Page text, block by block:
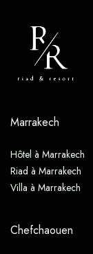
Marrakech
Hôtel à Marrakech
Riad à Marrakech
Villa à Marrakech
Chefchaouen